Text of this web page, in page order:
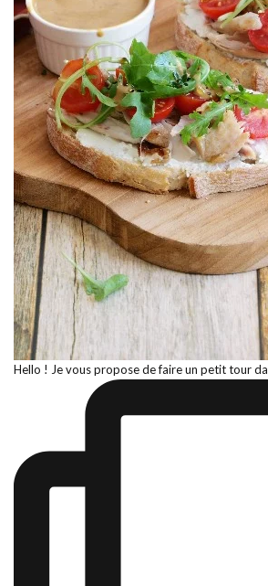
Hello ! Je vous propose de faire un petit tour da